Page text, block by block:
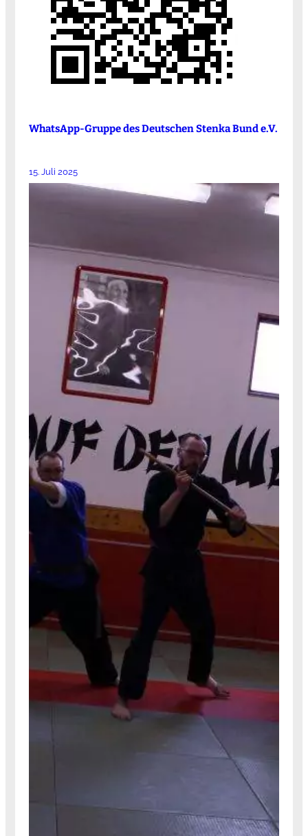
WhatsApp-Gruppe des Deutschen Stenka Bund e.V.
15. Juli 2025